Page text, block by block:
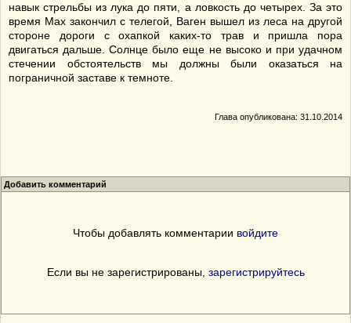
навык стрельбы из лука до пяти, а ловкость до четырех. За это
время Мах закончил с телегой, Ваген вышел из леса на другой
стороне дороги с охапкой каких-то трав и пришла пора
двигаться дальше. Солнце было еще не высоко и при удачном
стечении обстоятельств мы должны были оказаться на
пограничной заставе к темноте.
Глава опубликована: 31.10.2014
Добавить комментарий
Чтобы добавлять комментарии войдите
Если вы не зарегистрированы, зарегистрируйтесь